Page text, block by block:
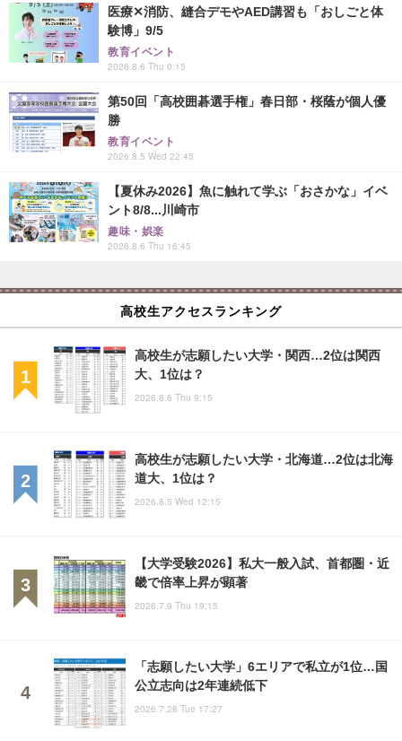
医療✕消防、縫合デモやAED講習も「おしごと体
験博」9/5
教育イベント
2026.8.6 Thu 0:15
第50回「高校囲碁選手権」春日部・桜蔭が個人優
勝
教育イベント
2026.8.5 Wed 22:45
【夏休み2026】魚に触れて学ぶ「おさかな」イベ
ント8/8...川崎市
趣味・娯楽
2026.8.6 Thu 16:45
高校生アクセスランキング
高校生が志願したい大学・関西…2位は関西
大、1位は？
2026.8.6 Thu 9:15
高校生が志願したい大学・北海道…2位は北海
道大、1位は？
2026.8.5 Wed 12:15
【大学受験2026】私大一般入試、首都圏・近
畿で倍率上昇が顕著
2026.7.9 Thu 19:15
「志願したい大学」6エリアで私立が1位…国
公立志向は2年連続低下
2026.7.28 Tue 17:27